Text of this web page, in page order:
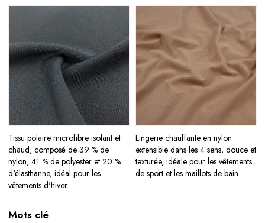
Tissu polaire microfibre isolant et
chaud, composé de 39 % de
nylon, 41 % de polyester et 20 %
d'élasthanne, idéal pour les
vêtements d'hiver.
Lingerie chauffante en nylon
extensible dans les 4 sens, douce et
texturée, idéale pour les vêtements
de sport et les maillots de bain.
Mots clé